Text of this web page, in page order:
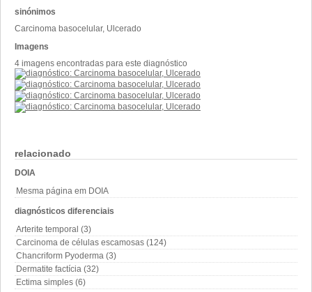
relacionado
DOIA
Mesma página em DOIA
diagnósticos diferenciais
Arterite temporal (3)
Carcinoma de células escamosas (124)
Chancriform Pyoderma (3)
Dermatite factícia (32)
Ectima simples (6)
sinónimos
Carcinoma basocelular, Ulcerado
Imagens
4 imagens encontradas para este diagnóstico